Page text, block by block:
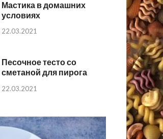
Мастика в домашних
условиях
22.03.2021
Песочное тесто со
сметаной для пирога
22.03.2021